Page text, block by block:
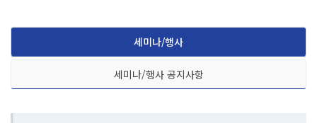
세미나/행사
세미나/행사 공지사항